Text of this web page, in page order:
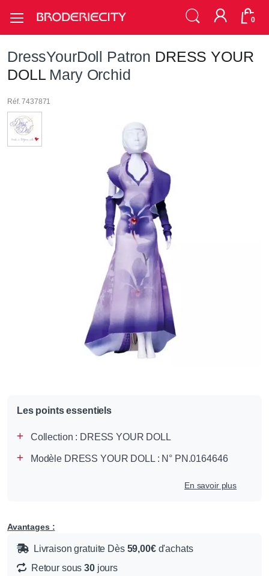
0
DressYourDoll Patron DRESS YOUR
DOLLMary Orchid
Réf. 7437871
Les points essentiels
Collection : DRESS YOUR DOLL
Modèle DRESS YOUR DOLL : N° PN.0164646
En savoir plus
Avantages :
Livraison gratuite Dès 59,00€d'achats
Retour sous30jours